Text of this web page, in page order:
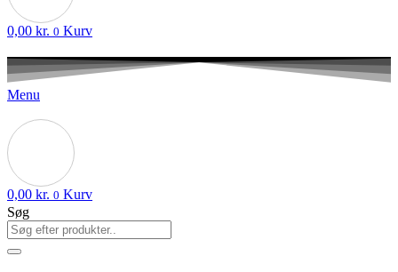
0,00 kr. 0 Kurv
Menu
0,00 kr. 0 Kurv
Søg